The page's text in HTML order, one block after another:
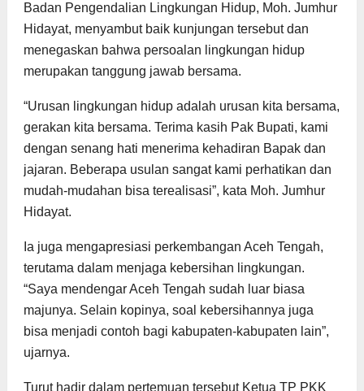
Badan Pengendalian Lingkungan Hidup, Moh. Jumhur
Hidayat, menyambut baik kunjungan tersebut dan
menegaskan bahwa persoalan lingkungan hidup
merupakan tanggung jawab bersama.
“Urusan lingkungan hidup adalah urusan kita bersama,
gerakan kita bersama. Terima kasih Pak Bupati, kami
dengan senang hati menerima kehadiran Bapak dan
jajaran. Beberapa usulan sangat kami perhatikan dan
mudah-mudahan bisa terealisasi”, kata Moh. Jumhur
Hidayat.
Ia juga mengapresiasi perkembangan Aceh Tengah,
terutama dalam menjaga kebersihan lingkungan.
“Saya mendengar Aceh Tengah sudah luar biasa
majunya. Selain kopinya, soal kebersihannya juga
bisa menjadi contoh bagi kabupaten-kabupaten lain”,
ujarnya.
Turut hadir dalam pertemuan tersebut Ketua TP PKK